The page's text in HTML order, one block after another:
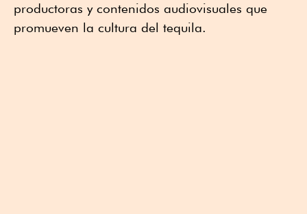
productoras y contenidos audiovisuales que
promueven la cultura del tequila.